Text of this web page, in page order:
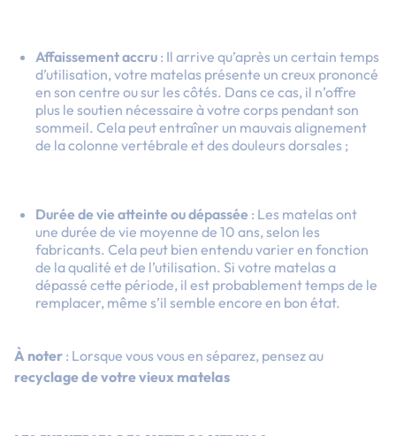
Affaissement accru : Il arrive qu’après un certain temps
d’utilisation, votre matelas présente un creux prononcé
en son centre ou sur les côtés. Dans ce cas, il n’offre
plus le soutien nécessaire à votre corps pendant son
sommeil. Cela peut entraîner un mauvais alignement
de la colonne vertébrale et des douleurs dorsales ;
Durée de vie atteinte ou dépassée : Les matelas ont
une durée de vie moyenne de 10 ans, selon les
fabricants. Cela peut bien entendu varier en fonction
de la qualité et de l’utilisation. Si votre matelas a
dépassé cette période, il est probablement temps de le
remplacer, même s’il semble encore en bon état.
À noter : Lorsque vous vous en séparez, pensez au
recyclage de votrevieux matelas